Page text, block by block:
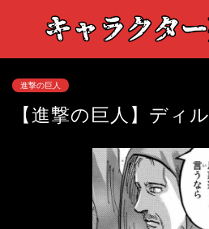
進撃の巨人
【進撃の巨人】ディ